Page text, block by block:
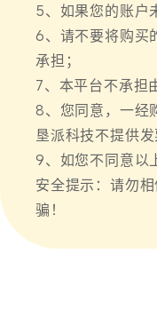
5、如果您的账户
6、请不要将购买
承担；
7、本平台不承担
8、您同意，一经
垦派科技不提供发
9、如您不同意以
安全提示：请勿
骗！